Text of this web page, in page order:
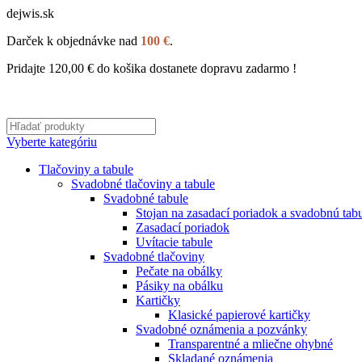
dejwis.sk
Darček k objednávke nad 100 €.
Pridajte 120,00 € do košika dostanete dopravu zadarmo !
Vyberte kategóriu
Tlačoviny a tabule
Svadobné tlačoviny a tabule
Svadobné tabule
Stojan na zasadací poriadok a svadobnú
Zasadací poriadok
Uvítacie tabule
Svadobné tlačoviny
Pečate na obálky
Pásiky na obálku
Kartičky
Klasické papierové kartičky
Svadobné oznámenia a pozvánky
Transparentné a mliečne ohybné
Skladané oznámenia